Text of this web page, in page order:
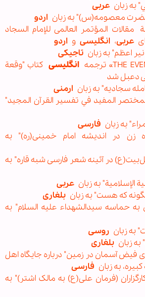
به زبان عربی
معصومه(س)" به زبان اردو
المؤتمر العالمی للإمام السجاد
عربی، انگلیسی و اردو
اعظم" به زبان تاجیکی
انگلیسی کتاب "وقعة
دعبل شد
سجادیه" به زبان ارمنی
المفيد في تفسير القرآن المجيد"
به زبان فارسی
زن در اندیشه امام خمینی(ره)" به
در آئینه شعر فارسی شبه قاره" به
الإسلامیة" به زبان عربی
که هست" به زبان بلغاری
به حماسه سیدالشهداء علیه السلام" به
به زبان روسی
به زبان بلغاری
فیض آسمان در زمین" درباره جایگاه اهل
به زبان فارسی
(فرمان علی(ع) به مالک اشتر)" به